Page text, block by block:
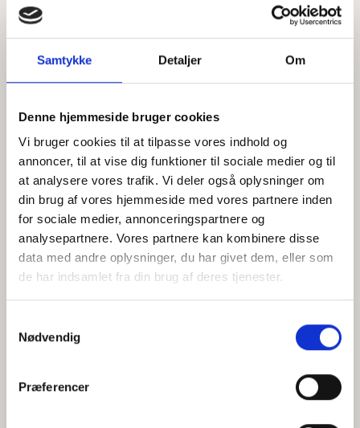
Samtykke Detaljer Om
Denne hjemmeside bruger cookies
Vi bruger cookies til at tilpasse vores indhold og
annoncer, til at vise dig funktioner til sociale medier og til
at analysere vores trafik. Vi deler også oplysninger om
din brug af vores hjemmeside med vores partnere inden
for sociale medier, annonceringspartnere og
analysepartnere. Vores partnere kan kombinere disse
data med andre oplysninger, du har givet dem, eller som
de har indsamlet fra din brug af deres tjenester.
Nødvendig
Præferencer
Efternavn
Jeg accepterer behandlingen af mine personoplysninger i
henhold tilprivatlivspolitikken